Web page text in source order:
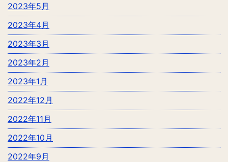
2023年5月
2023年4月
2023年3月
2023年2月
2023年1月
2022年12月
2022年11月
2022年10月
2022年9月